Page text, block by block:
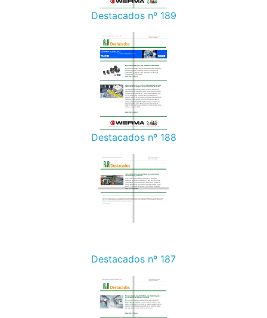
Destacados nº 189
Destacados nº 188
Destacados nº 187